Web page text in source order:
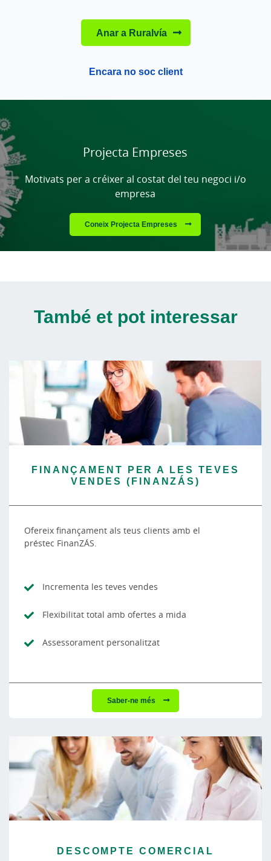
Anar a Ruralvía
Encara no soc client
contenido,
por
favor
espere...
Projecta Empreses
Motivats per a créixer al costat del teu negoci i/o
empresa
Coneix Projecta Empreses
També et pot interessar
FINANÇAMENT PER A LES TEVES
VENDES (FINANZÁS)
Ofereix finançament als teus clients amb el
préstec FinanZÁS.
Incrementa les teves vendes
Flexibilitat total amb ofertes a mida
Assessorament personalitzat
Saber-ne més
DESCOMPTE COMERCIAL